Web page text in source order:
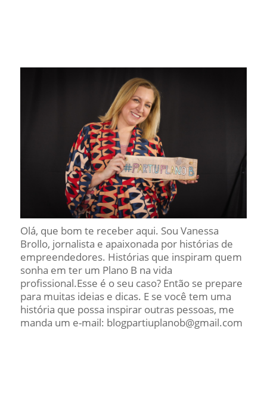
Olá, que bom te receber aqui. Sou Vanessa
Brollo, jornalista e apaixonada por histórias de
empreendedores. Histórias que inspiram quem
sonha em ter um Plano B na vida
profissional.Esse é o seu caso? Então se prepare
para muitas ideias e dicas. E se você tem uma
história que possa inspirar outras pessoas, me
manda um e-mail: blogpartiuplanob@gmail.com